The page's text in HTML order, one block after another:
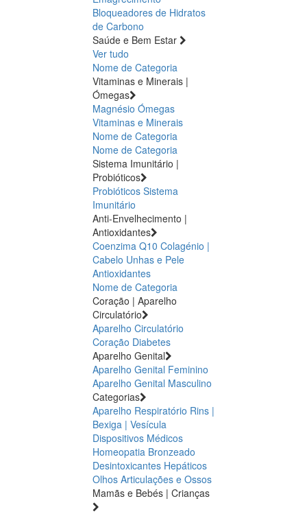
Bloqueadores de Hidratos
de Carbono
Saúde e Bem Estar
Ver tudo
Nome de Categoria
Vitaminas e Minerais |
Ómegas
Magnésio Ómegas
Vitaminas e Minerais
Nome de Categoria
Nome de Categoria
Sistema Imunitário |
Probióticos
Probióticos Sistema
Imunitário
Anti-Envelhecimento |
Antioxidantes
Coenzima Q10 Colagénio |
Cabelo Unhas e Pele
Antioxidantes
Nome de Categoria
Coração | Aparelho
Circulatório
Aparelho Circulatório
Coração Diabetes
Aparelho Genital
Aparelho Genital Feminino
Aparelho Genital Masculino
Categorias
Aparelho Respiratório Rins |
Bexiga | Vesícula
Dispositivos Médicos
Homeopatia Bronzeado
Desintoxicantes Hepáticos
Olhos Articulações e Ossos
Mamãs e Bebés | Crianças